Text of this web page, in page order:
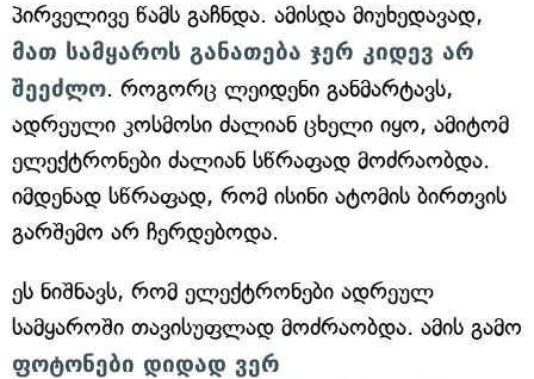
პირველივე წამს გაჩნდა. ამისდა მიუხედავად,
მათ სამყაროს განათება ჯერ კიდევ არ
შეეძლო. როგორც ლეიდენი განმარტავს,
ადრეული კოსმოსი ძალიან ცხელი იყო, ამიტომ
ელექტრონები ძალიან სწრაფად მოძრაობდა.
იმდენად სწრაფად, რომ ისინი ატომის ბირთვის
გარშემო არ ჩერდებოდა.
ეს ნიშნავს, რომ ელექტრონები ადრეულ
სამყაროში თავისუფლად მოძრაობდა. ამის გამო
ფოტონები დიდად ვერ